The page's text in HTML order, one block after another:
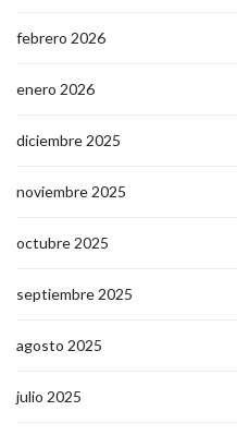
febrero 2026
enero 2026
diciembre 2025
noviembre 2025
octubre 2025
septiembre 2025
agosto 2025
julio 2025